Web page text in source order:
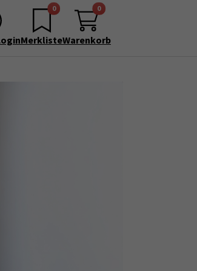
0
Merkliste
0
Warenkorb